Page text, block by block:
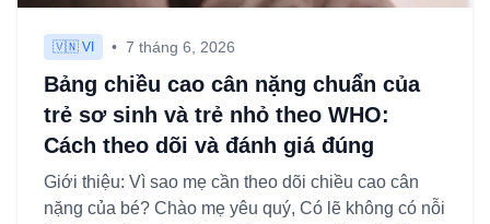
🇻🇳 VI • 7 tháng 6, 2026
Bảng chiều cao cân nặng chuẩn của
trẻ sơ sinh và trẻ nhỏ theo WHO:
Cách theo dõi và đánh giá đúng
Giới thiệu: Vì sao mẹ cần theo dõi chiều cao cân
nặng của bé? Chào mẹ yêu quý, Có lẽ không có nỗi